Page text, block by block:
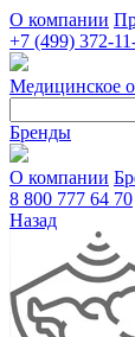
О компании
+7 (499) 372-
Медицинское
Бренды
О компании
8 800 777 64 70
Назад